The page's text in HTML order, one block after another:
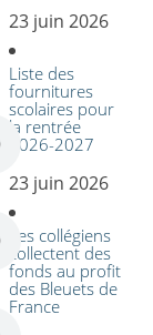
23 juin 2026
Liste des
fournitures
scolaires pour
la rentrée
2026-2027
23 juin 2026
Les collégiens
collectent des
fonds au profit
des Bleuets de
France